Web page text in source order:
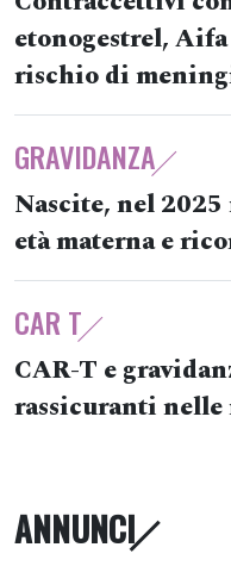
etonogestrel,
rischio di
GRAVIDANZA
Nascite, nel
età materna e
CAR T
CAR-T e
rassicuranti
ANNUNCI